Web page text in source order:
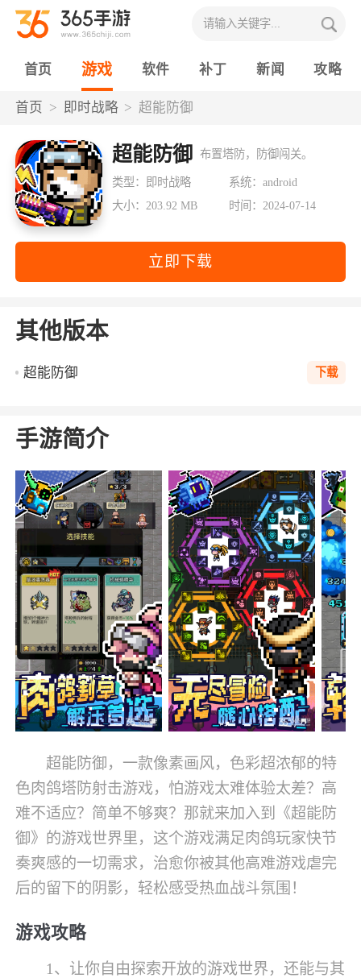
首页 游戏 软件 补丁 新闻 攻略
首页 即时战略 超能防御
超能防御 布置塔防，防御闯关。
类型：即时战略
系统：android
大小：203.92 MB
时间：2024-07-14
立即下载
其他版本
超能防御 下载
手游简介
超能防御，一款像素画风，色彩超浓郁的特
色肉鸽塔防射击游戏，怕游戏太难体验太差？高
难不适应？简单不够爽？那就来加入到《超能防
御》的游戏世界里，这个游戏满足肉鸽玩家快节
奏爽感的一切需求，治愈你被其他高难游戏虐完
后的留下的阴影，轻松感受热血战斗氛围！
游戏攻略
1、让你自由探索开放的游戏世界，还能与其